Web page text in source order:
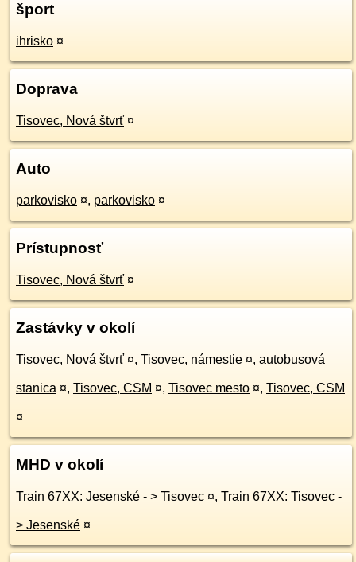
šport
ihrisko ¤
Doprava
Tisovec, Nová štvrť ¤
Auto
parkovisko ¤, parkovisko ¤
Prístupnosť
Tisovec, Nová štvrť ¤
Zastávky v okolí
Tisovec, Nová štvrť ¤, Tisovec, námestie ¤, autobusová
stanica ¤, Tisovec, CSM ¤, Tisovec mesto ¤, Tisovec, CSM
¤
MHD v okolí
Train 67XX: Jesenské - > Tisovec ¤, Train 67XX: Tisovec -
> Jesenské ¤